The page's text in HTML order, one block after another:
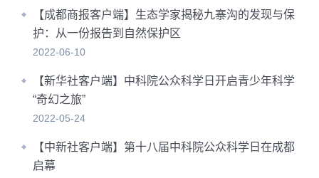
【成都商报客户端】生态学家揭秘九寨沟的发现与保
护：从一份报告到自然保护区
2022-06-10
【新华社客户端】中科院公众科学日开启青少年科学
“奇幻之旅”
2022-05-24
【中新社客户端】第十八届中科院公众科学日在成都
启幕